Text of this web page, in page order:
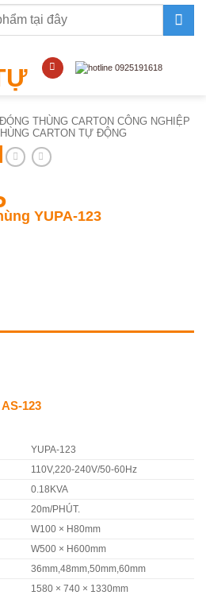
THÙNG CARTON CÔNG NGHIỆP
CARTON TỰ ĐỘNG
YUPA-123
123
YUPA-123
110V,220-240V/50-60Hz
0.18KVA
20m/PHÚT.
W100 × H80mm
W500 × H600mm
36mm,48mm,50mm,60mm
1580 × 740 × 1330mm